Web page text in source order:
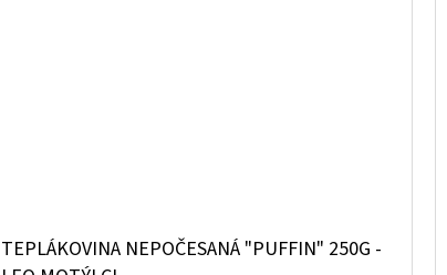
TEPLÁKOVINA NEPOČESANÁ "PUFFIN" 250G -